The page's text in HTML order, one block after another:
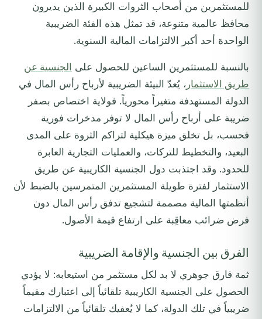
للمستثمرين من أصحاب الثروات الكبيرة الذين يديرون
محافظ عالمية متنوعة، قد تمثل هذه الفئة الضريبية
الواحدة أحد أكبر الالتزامات المالية السنوية.
بالنسبة للمستثمرين الساعين للحصول على الجنسية عن
طريق الاستثمار ، يُعدّ البيئة الضريبية لأرباح رأس المال في
الدولة المستهدفة متغيراً محورياً. فولاية اختصاص بصفر
ضريبة على أرباح رأس المال لا توفر مدخرات فورية
فحسب، بل تخلق ميزة هيكلية لتراكم الثروة على المدى
البعيد، والتخطيط للتركات، والعمليات التجارية العابرة
للحدود. وقد اجتذبت دول الجنسية الكاريبية عن طريق
الاستثمار لفترة طويلة المستثمرين المتمرسين بالضبط لأن
أنظمتها المالية مصممة لتشجيع تدفق رأس المال دون
فرض ضرائب معاقِبة على ارتفاع قيمة الأصول.
الفرق بين الجنسية والإقامة الضريبية
ثمة فارق جوهري لا بد لكل مستثمر من استيعابه: لا يؤدي
الحصول على الجنسية الكاريبية تلقائياً إلى اعتبارك مقيماً
ضريبياً في تلك الدولة، كما لا يُعفيك تلقائياً من الالتزامات